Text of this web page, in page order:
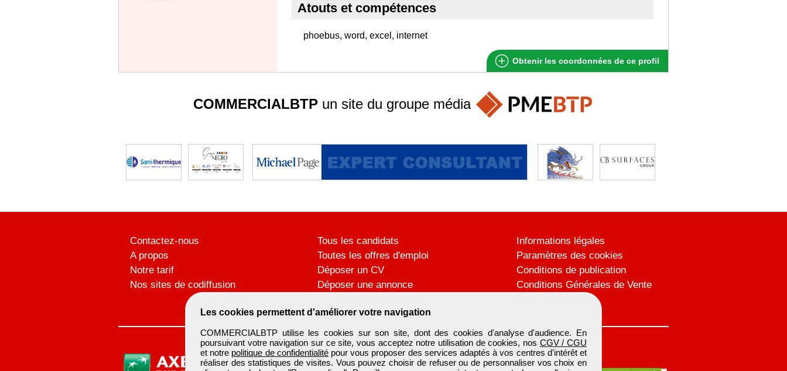
Atouts et compétences
phoebus, word, excel, internet
Obtenir les coordonnées de ce profil
Les cookies permettent d'améliorer votre navigation
COMMERCIALBTP utilise les cookies sur son site, dont des cookies d'analyse d'audience. En
poursuivant votre navigation sur ce site, vous acceptez notre utilisation de cookies, nos CGV / CGU
et notre politique de confidentialitépour vous proposer des services adaptés à vos centres d'intérêt et
réaliser des statistiques de visites. Vous pouvez choisir de refuser ou de personnaliser vos choix en
COMMERCIALBTP un site du groupe média
Contactez-nous
A propos
Notre tarif
Nos sites de codiffusion
Tous les candidats
Toutes les offres d'emploi
Déposer un CV
Déposer une annonce
Informations légales
Paramètres des cookies
Conditions de publication
Conditions Générales de Vente